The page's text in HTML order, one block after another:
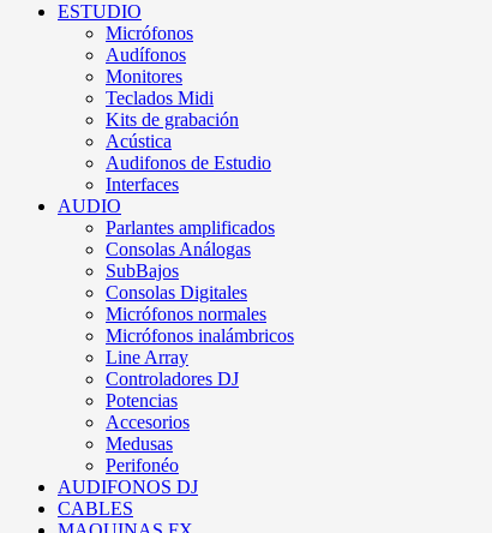
ESTUDIO
Micrófonos
Audífonos
Monitores
Teclados Midi
Kits de grabación
Acústica
Audifonos de Estudio
Interfaces
AUDIO
Parlantes amplificados
Consolas Análogas
SubBajos
Consolas Digitales
Micrófonos normales
Micrófonos inalámbricos
Line Array
Controladores DJ
Potencias
Accesorios
Medusas
Perifonéo
AUDIFONOS DJ
CABLES